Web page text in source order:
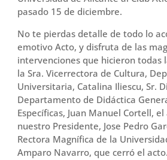
pasado 15 de diciembre.
No te pierdas detalle de todo lo
emotivo Acto, y disfruta de las
intervenciones que hicieron todas
la Sra. Vicerrectora de Cultura,
Universitaria, Catalina Iliescu, Sr.
Departamento de Didáctica
Específicas, Juan Manuel Cortell,
nuestro Presidente, Jose Pedro
Rectora Magnífica de la
Amparo Navarro, que cerró el acto.